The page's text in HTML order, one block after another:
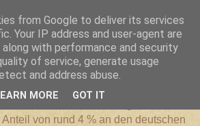
Blog
von rund 4 % an den deutschen
from Google to deliver its services
Your IP address and user-agent are
with performance and security
of service, generate usage
and address abuse.
MORE GOT IT